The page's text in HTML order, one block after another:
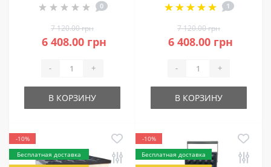
0
7 120.00 грн
6 408.00 грн
- +
В КОРЗИНУ
1
7 120.00 грн
6 408.00 грн
- +
В КОРЗИНУ
-10%
Бесплатная доставка
-10%
Бесплатная доставка